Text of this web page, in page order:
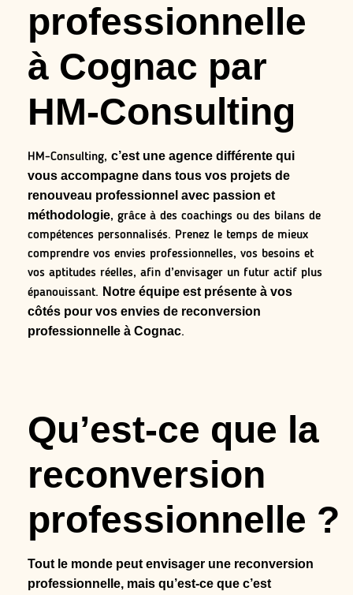
professionnelle
à Cognac par
HM-Consulting
HM-Consulting, c’est une agence différente qui
vous accompagne dans tous vos projets de
renouveau professionnel avec passion et
méthodologie, grâce à des coachings ou des bilans de
compétences personnalisés. Prenez le temps de mieux
comprendre vos envies professionnelles, vos besoins et
vos aptitudes réelles, afin d’envisager un futur actif plus
épanouissant. Notre équipe est présente à vos
côtés pour vos envies de reconversion
professionnelle à Cognac.
Qu’est-ce que la
reconversion
professionnelle ?
Tout le monde peut envisager une reconversion
professionnelle, mais qu’est-ce que c’est